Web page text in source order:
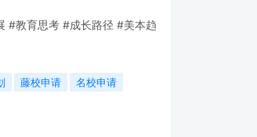
#教育思考 #成长路径 #美本趋
藤校申请
名校申请